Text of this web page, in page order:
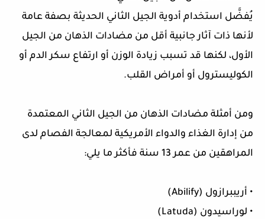
يُفضَّل استخدام أدوية الجيل الثاني الحديثة بصفة عامة
لأنها ذات آثار جانبية أقل من مضادات الذهان من الجيل
الأول، لكنها قد تسبب زيادة الوزن أو ارتفاع سكر الدم أو
الكوليسترول أو أمراض القلب.
ومن أمثلة مضادات الذهان من الجيل الثاني المعتمدة
من إدارة الغذاء والدواء الأمريكية لمعالجة الفصام لدى
المراهقين من عمر 13 سنة فأكثر ما يلي:
• أريببرازول (Abilify)
• لوراسيدون (Latuda)